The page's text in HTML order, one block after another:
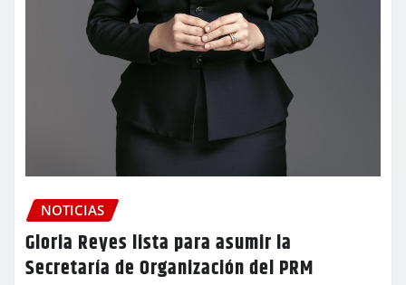
NOTICIAS
Gloria Reyes lista para asumir la
Secretaría de Organización del PRM